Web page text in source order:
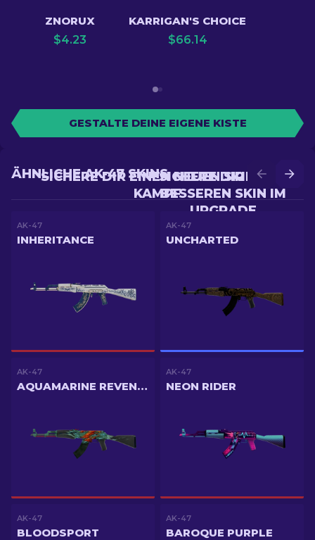
ZNORUX
$4.23
KARRIGAN'S CHOICE
$66.14
GESTALTE DEINE EIGENE KISTE
SICHERE DIR EINEN
BESSEREN SKIN IM
UPGRADE
SICHERE DIR EINEN NEUEN SKIN IM
KAMPF
ÄHNLICHE AK-47 SKINS
AK-47
INHERITANCE
AK-47
UNCHARTED
AK-47
AQUAMARINE REVENGE
AK-47
NEON RIDER
AK-47
BLOODSPORT
AK-47
BAROQUE PURPLE